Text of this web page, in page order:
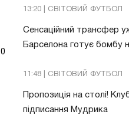
13:20 | СВІТОВИЙ ФУТБОЛ
Сенсаційний трансфер
Барселона готує бомбу
11:48 | СВІТОВИЙ ФУТБОЛ
Пропозиція на столі!
підписання Мудрика
0